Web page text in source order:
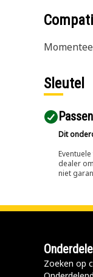
Sleutel
Dit
dealer
niet
Zoeken op